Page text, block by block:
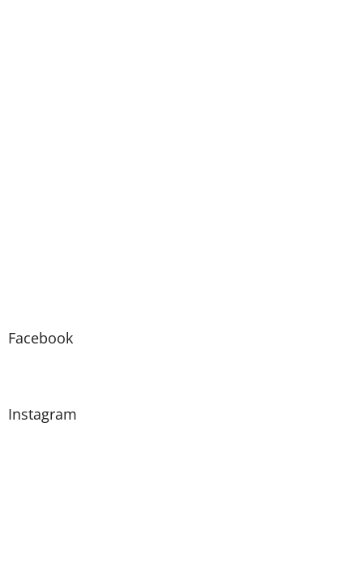
Facebook
Instagram